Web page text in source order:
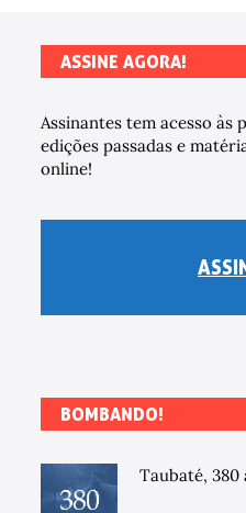
ASSINE AGORA!
Assinantes tem acesso às
edições passadas e
online!
BOMBANDO!
Taubaté, 380